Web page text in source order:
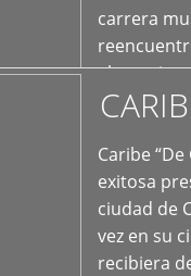
carrera
el exterior
Caribe
exitosa
ciudad de
vez en su
recibiera